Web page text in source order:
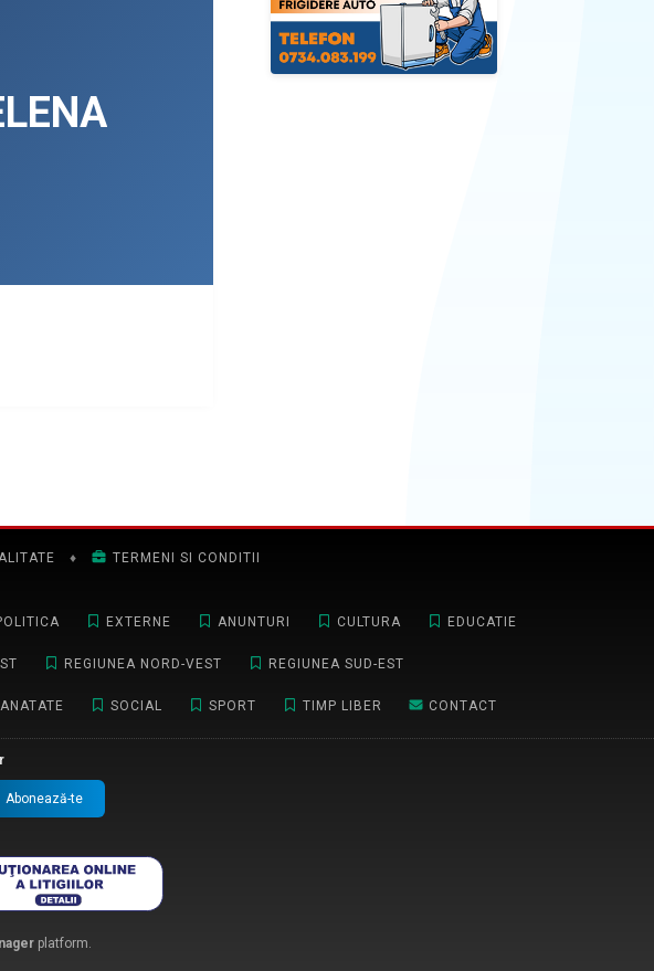
♦ TERMENI SI CONDITII
EXTERNE ANUNTURI CULTURA EDUCATIE
REGIUNEA NORD-VEST REGIUNEA SUD-EST
SOCIAL SPORT TIMP LIBER CONTACT
Abonează-te
platform.